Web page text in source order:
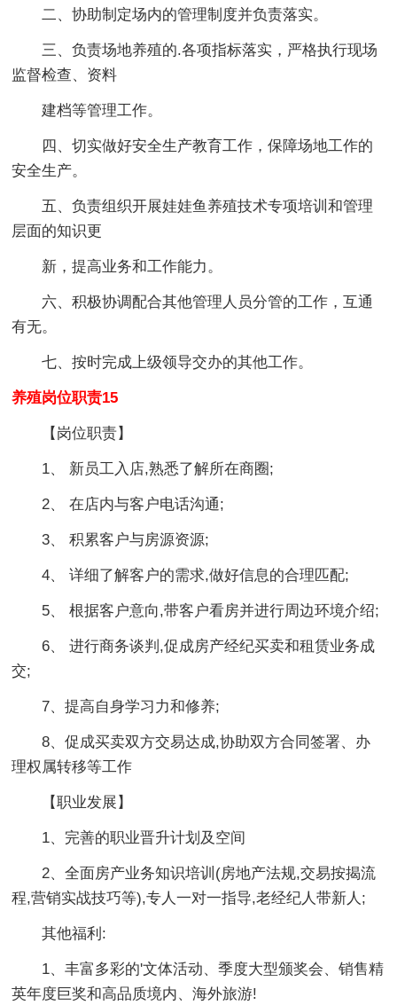
二、协助制定场内的管理制度并负责落实。
三、负责场地养殖的.各项指标落实，严格执行现场
监督检查、资料
建档等管理工作。
四、切实做好安全生产教育工作，保障场地工作的
安全生产。
五、负责组织开展娃娃鱼养殖技术专项培训和管理
层面的知识更
新，提高业务和工作能力。
六、积极协调配合其他管理人员分管的工作，互通
有无。
七、按时完成上级领导交办的其他工作。
养殖岗位职责15
【岗位职责】
1、 新员工入店,熟悉了解所在商圈;
2、 在店内与客户电话沟通;
3、 积累客户与房源资源;
4、 详细了解客户的需求,做好信息的合理匹配;
5、 根据客户意向,带客户看房并进行周边环境介绍;
6、 进行商务谈判,促成房产经纪买卖和租赁业务成
交;
7、提高自身学习力和修养;
8、促成买卖双方交易达成,协助双方合同签署、办
理权属转移等工作
【职业发展】
1、完善的职业晋升计划及空间
2、全面房产业务知识培训(房地产法规,交易按揭流
程,营销实战技巧等),专人一对一指导,老经纪人带新人;
其他福利:
1、丰富多彩的'文体活动、季度大型颁奖会、销售精
英年度巨奖和高品质境内、海外旅游!